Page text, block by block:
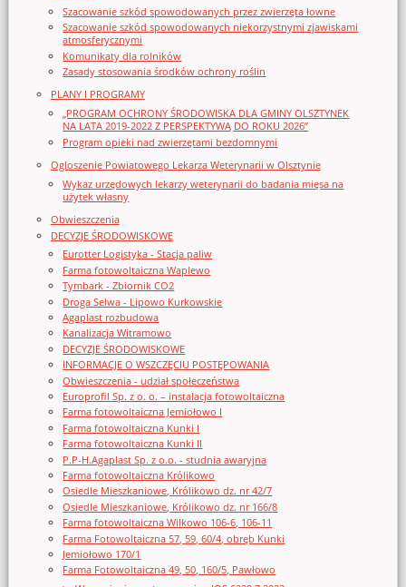
Szacowanie szkód spowodowanych przez zwierzęta łowne
Szacowanie szkód spowodowanych niekorzystnymi zjawiskami
atmosferycznymi
Komunikaty dla rolników
Zasady stosowania środków ochrony roślin
PLANY I PROGRAMY
„PROGRAM OCHRONY ŚRODOWISKA DLA GMINY OLSZTYNEK
NA LATA 2019-2022 Z PERSPEKTYWĄ DO ROKU 2026”
Program opieki nad zwierzętami bezdomnymi
Ogloszenie Powiatowego Lekarza Weterynarii w Olsztynie
Wykaz urzędowych lekarzy weterynarii do badania mięsa na
użytek własny
Obwieszczenia
DECYZJE ŚRODOWISKOWE
Eurotter Logistyka - Stacja paliw
Farma fotowoltaiczna Waplewo
Tymbark - Zbiornik CO2
Droga Selwa - Lipowo Kurkowskie
Agaplast rozbudowa
Kanalizacja Witramowo
DECYZJE ŚRODOWISKOWE
INFORMACJE O WSZCZĘCIU POSTĘPOWANIA
Obwieszczenia - udział społeczeństwa
Europrofil Sp. z o. o. – instalacja fotowoltaiczna
Farma fotowoltaiczna Jemiołowo I
Farma fotowoltaiczna Kunki I
Farma fotowoltaiczna Kunki II
P.P-H.Agaplast Sp. z o.o. - studnia awaryjna
Farma fotowoltaiczna Królikowo
Osiedle Mieszkaniowe, Królikowo dz. nr 42/7
Osiedle Mieszkaniowe, Królikowo dz. nr 166/8
Farma fotowoltaiczna Wilkowo 106-6, 106-11
Farma Fotowoltaiczna 57, 59, 60/4, obręb Kunki
Jemiołowo 170/1
Farma Fotowoltaiczna 49, 50, 160/5, Pawłowo